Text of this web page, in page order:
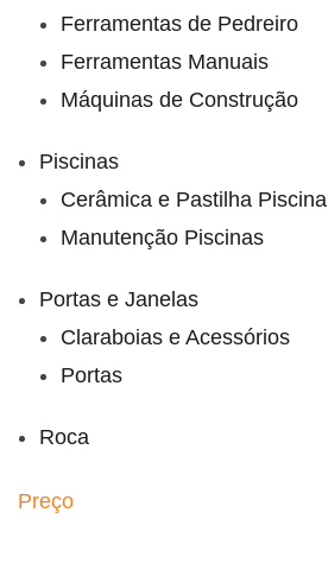
Ferramentas de Pedreiro
Ferramentas Manuais
Máquinas de Construção
Piscinas
Cerâmica e Pastilha Piscina
Manutenção Piscinas
Portas e Janelas
Claraboias e Acessórios
Portas
Roca
Preço